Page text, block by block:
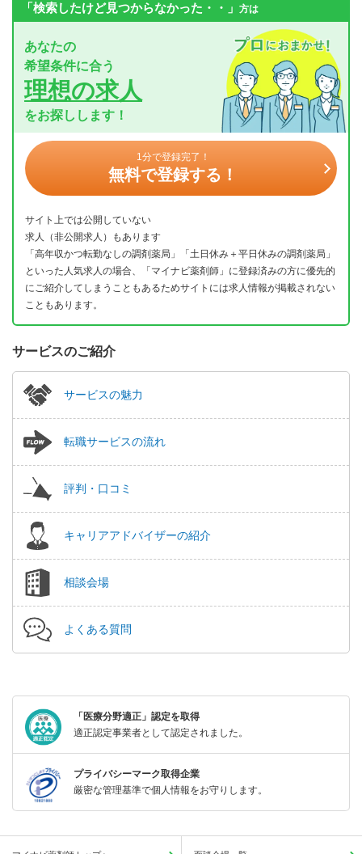
「検索したけど見つからなかった・・」 方は
あなたの
希望条件に合う
理想の求人
をお探しします！
1分で登録完了！
無料で登録する！
サイト上では公開していない
求人（非公開求人）もあります
「高年収かつ転勤なしの調剤薬局」「土日休み＋平日休みの調剤薬局」
といった人気求人の場合、「マイナビ薬剤師」に登録済みの方に優先的
にご紹介してしまうこともあるためサイトには求人情報が掲載されない
こともあります。
サービスのご紹介
サービスの魅力
転職サービスの流れ
評判・口コミ
キャリアアドバイザーの紹介
相談会場
よくある質問
「医療分野適正」認定を取得
適正認定事業者として認定されました。
プライバシーマーク取得企業
厳密な管理基準で個人情報をお守りします。